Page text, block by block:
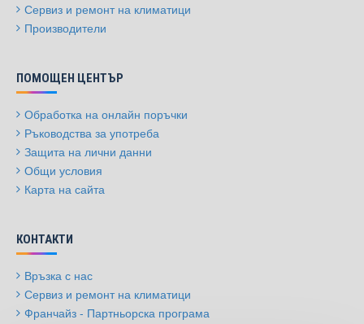
Сервиз и ремонт на климатици
Производители
ПОМОЩЕН ЦЕНТЪР
Обработка на онлайн поръчки
Ръководства за употреба
Защита на лични данни
Общи условия
Карта на сайта
КОНТАКТИ
Връзка с нас
Сервиз и ремонт на климатици
Франчайз - Партньорска програма